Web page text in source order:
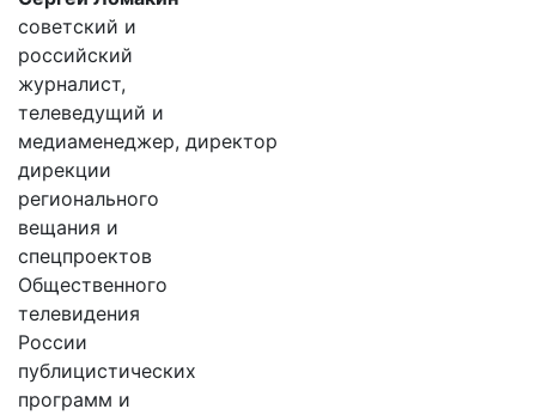
советский и
российский
журналист,
телеведущий и
медиаменеджер, директор
дирекции
регионального
вещания и
спецпроектов
Общественного
телевидения
России
публицистических
программ и